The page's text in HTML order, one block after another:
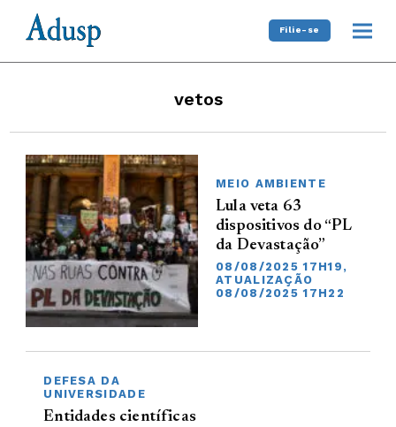
Filie-se
vetos
MEIO AMBIENTE
Lula veta 63
dispositivos do “PL
da Devastação”
08/08/2025 17H19,
ATUALIZAÇÃO
08/08/2025 17H22
DEFESA DA
UNIVERSIDADE
Entidades científicas